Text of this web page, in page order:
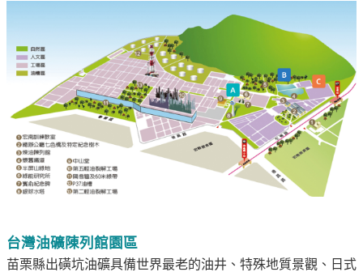
中
油
色
護
友
油
深
台灣油礦陳列館園區
苗栗縣出磺坑油礦具備世界最老的油井、特殊地質景觀、日式